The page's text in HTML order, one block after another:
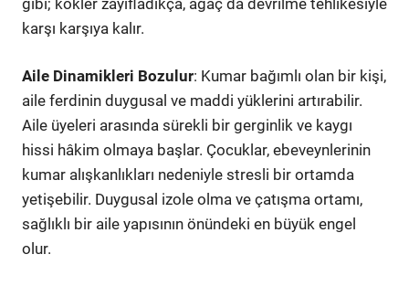
karşı karşıya kalır.
Aile Dinamikleri Bozulur: Kumar bağımlı olan bir kişi,
aile ferdinin duygusal ve maddi yüklerini artırabilir.
Aile üyeleri arasında sürekli bir gerginlik ve kaygı
hissi hâkim olmaya başlar. Çocuklar, ebeveynlerinin
kumar alışkanlıkları nedeniyle stresli bir ortamda
yetişebilir. Duygusal izole olma ve çatışma ortamı,
sağlıklı bir aile yapısının önündeki en büyük engel
olur.